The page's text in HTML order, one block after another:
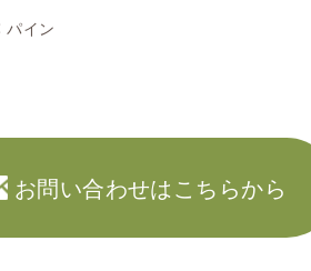
パイン
お問い合わせはこちらから